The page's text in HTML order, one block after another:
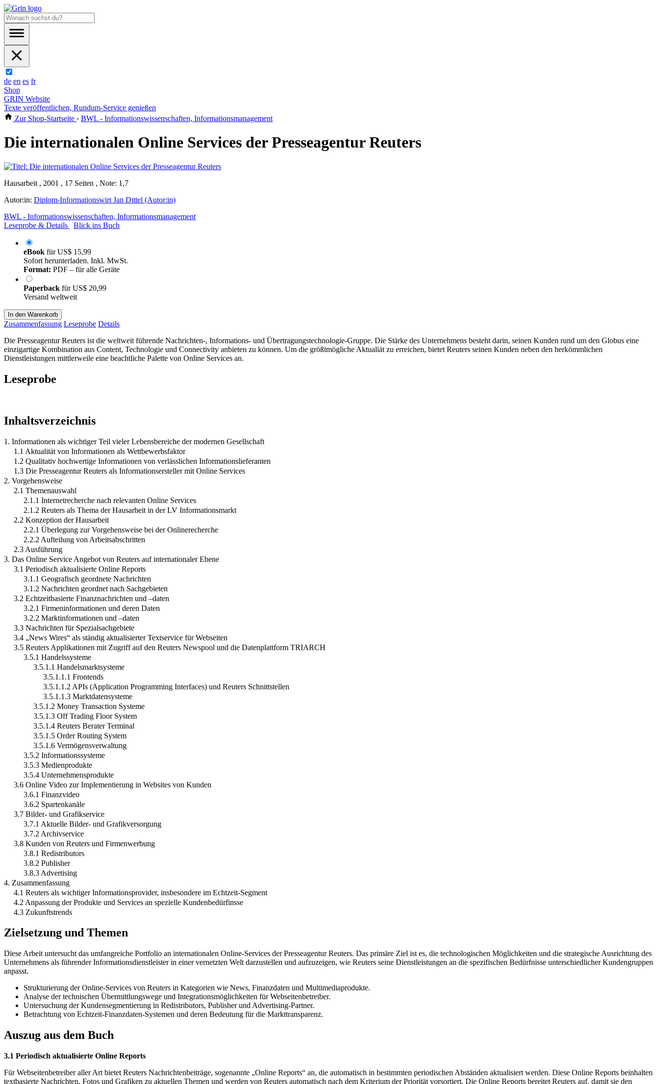
de en es fr
Shop
GRIN Website
Texte veröffentlichen, Rundum-Service genießen
Zur Shop-Startseite › BWL - Informationswissenschaften, Informationsmanagement
Die internationalen Online Services der Presseagentur Reuters
Hausarbeit , 2001 , 17 Seiten , Note: 1,7
Autor:in: Diplom-Informationswirt Jan Dittel (Autor:in)
BWL - Informationswissenschaften, Informationsmanagement
Leseprobe & Details
Blick ins Buch
eBook fürUS$ 15,99
Sofort herunterladen. Inkl. MwSt.
Format: PDF – für alle Geräte
Paperback fürUS$ 20,99
Versand weltweit
In den Warenkorb
Zusammenfassung Leseprobe Details
Die Presseagentur Reuters ist die weltweit führende Nachrichten-, Informations- und Übertragungstechnologie-Gruppe. Die Stärke des Unternehmens besteht darin, seinen Kunden rund um den Globus eine
einzigartige Kombination aus Content, Technologie und Connectivity anbieten zu können. Um die größtmögliche Aktualiät zu erreichen, bietet Reuters seinen Kunden neben den herkömmlichen
Dienstleistungen mittlerweile eine beachtliche Palette von Online Services an.
Leseprobe
Inhaltsverzeichnis
1. Informationen als wichtiger Teil vieler Lebensbereiche der modernen Gesellschaft
1.1 Aktualität von Informationen als Wettbewerbsfaktor
1.2 Qualitativ hochwertige Informationen von verlässlichen Informationslieferanten
1.3 Die Presseagentur Reuters als Informationsersteller mit Online Services
2. Vorgehensweise
2.1 Themenauswahl
2.1.1 Internetrecherche nach relevanten Online Services
2.1.2 Reuters als Thema der Hausarbeit in der LV Informationsmarkt
2.2 Konzeption der Hausarbeit
2.2.1 Überlegung zur Vorgehensweise bei der Onlinerecherche
2.2.2 Aufteilung von Arbeitsabschritten
2.3 Ausführung
3. Das Online Service Angebot von Reuters auf internationaler Ebene
3.1 Periodisch aktualisierte Online Reports
3.1.1 Geografisch geordnete Nachrichten
3.1.2 Nachrichten geordnet nach Sachgebieten
3.2 Echtzeitbasierte Finanznachrichten und –daten
3.2.1 Firmeninformationen und deren Daten
3.2.2 Marktinformationen und –daten
3.3 Nachrichten für Spezialsachgebiete
3.4 „News Wires“ als ständig aktualisierter Textservice für Webseiten
3.5 Reuters Applikationen mit Zugriff auf den Reuters Newspool und die Datenplattform TRIARCH
3.5.1 Handelssysteme
3.5.1.1 Handelsmarktsysteme
3.5.1.1.1 Frontends
3.5.1.1.2 APIs (Application Programming Interfaces) und Reuters Schnittstellen
3.5.1.1.3 Marktdatensysteme
3.5.1.2 Money Transaction Systeme
3.5.1.3 Off Trading Floor System
3.5.1.4 Reuters Berater Terminal
3.5.1.5 Order Routing System
3.5.1.6 Vermögensverwaltung
3.5.2 Informationssysteme
3.5.3 Medienprodukte
3.5.4 Unternehmensprodukte
3.6 Online Video zur Implementierung in Websites von Kunden
3.6.1 Finanzvideo
3.6.2 Spartenkanäle
3.7 Bilder- und Grafikservice
3.7.1 Aktuelle Bilder- und Grafikversorgung
3.7.2 Archivservice
3.8 Kunden von Reuters und Firmenwerbung
3.8.1 Redistributors
3.8.2 Publisher
3.8.3 Advertising
4. Zusammenfassung
4.1 Reuters als wichtiger Informationsprovider, insbesondere im Echtzeit-Segment
4.2 Anpassung der Produkte und Services an spezielle Kundenbedürfinsse
4.3 Zukunftstrends
Zielsetzung und Themen
Diese Arbeit untersucht das umfangreiche Portfolio an internationalen Online-Services der Presseagentur Reuters. Das primäre Ziel ist es, die technologischen Möglichkeiten und die strategische Ausrichtung des
Unternehmens als führender Informationsdienstleister in einer vernetzten Welt darzustellen und aufzuzeigen, wie Reuters seine Dienstleistungen an die spezifischen Bedürfnisse unterschiedlicher Kundengruppen
anpasst.
Strukturierung der Online-Services von Reuters in Kategorien wie News, Finanzdaten und Multimediaprodukte.
Analyse der technischen Übermittlungswege und Integrationsmöglichkeiten für Webseitenbetreiber.
Untersuchung der Kundensegmentierung in Redistributors, Publisher und Advertising-Partner.
Betrachtung von Echtzeit-Finanzdaten-Systemen und deren Bedeutung für die Markttransparenz.
Auszug aus dem Buch
3.1 Periodisch aktualisierte Online Reports
Für Webseitenbetreiber aller Art bietet Reuters Nachrichtenbeiträge, sogenannte „Online Reports“ an, die automatisch in bestimmten periodischen Abständen aktualisiert werden. Diese Online Reports beinhalten
textbasierte Nachrichten, Fotos und Grafiken zu aktuellen Themen und werden von Reuters automatisch nach dem Kriterium der Priorität vorsortiert. Die Online Reports bereitet Reuters auf, damit sie den